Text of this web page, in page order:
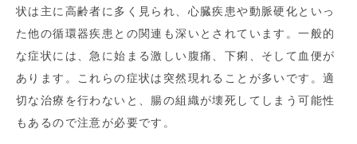
状は主に高齢者に多く見られ、心臓疾患や動脈硬化といっ
た他の循環器疾患との関連も深いとされています。一般的
な症状には、急に始まる激しい腹痛、下痢、そして血便が
あります。これらの症状は突然現れることが多いです。適
切な治療を行わないと、腸の組織が壊死してしまう可能性
もあるので注意が必要です。